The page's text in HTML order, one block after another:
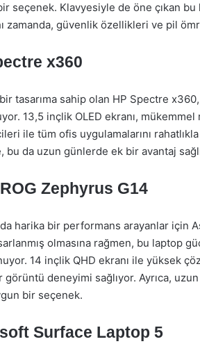
seçenek. Klavyesiyle de öne çıkan
zamanda, güvenlik özellikleri ve pil
x360
tasarıma sahip olan HP Spectre
13,5 inçlik OLED ekranı,
ile tüm ofis uygulamalarını
bu da uzun günlerde ek bir avantaj
Zephyrus G14
harika bir performans arayanlar için
olmasına rağmen, bu laptop
14 inçlik QHD ekranı ile yüksek
deneyimi sağlıyor. Ayrıca,
bir seçenek.
Surface Laptop 5